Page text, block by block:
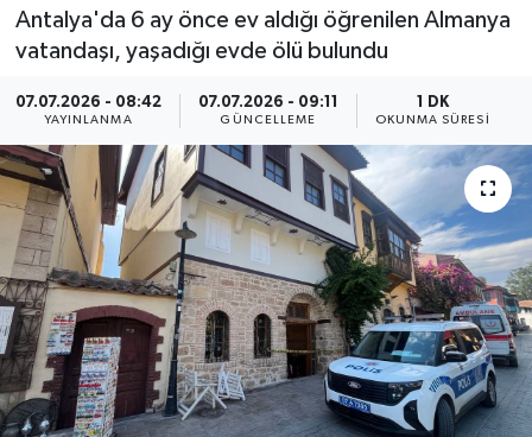
Antalya'da 6 ay önce ev aldığı öğrenilen Almanya
vatandaşı, yaşadığı evde ölü bulundu
07.07.2026 - 08:42
YAYINLANMA
07.07.2026 - 09:11
GÜNCELLEME
1 DK
OKUNMA SÜRESI
EKONOMİ
KÜLTÜR - SANAT
SPOR
SİYASET
SAĞLIK
DÜNYA
EĞİTİM
Süper Lig Puan Durumu ve Fikstür
Tüm Manşetler
Son Dakika Haberleri
Haber Arşivi